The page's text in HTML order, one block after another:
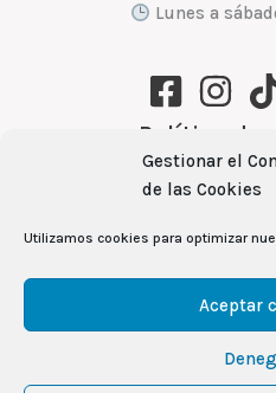
Gestionar el
de las Cookies
Utilizamos cookies para optimizar
Aceptar
Lunes a
Política de
Política de
Aviso
Ver